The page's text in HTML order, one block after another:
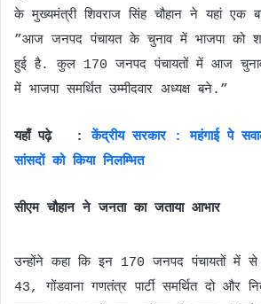
के मुख्यमंत्री शिवराज सिंह चौहान ने यहां एक
”आज जनपद पंचायत के चुनाव में भाजपा को
हुई है. कुल 170 जनपद पंचायतों में आज
में भाजपा समर्थित उम्मीदवार अध्यक्ष बने.”
यहाँ पढ़े :केंद्रीय सरकार : महंगाई पे
सांसदों को किया निलम्भित
सीएम चौहान ने जनता का जताया आभार
उन्होंने कहा कि इन 170 जनपद पंचायतों में से
43, गोंडवाना गणतंत्र पार्टी समर्थित दो और